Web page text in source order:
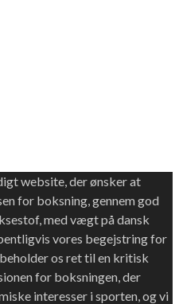
website, der ønsker at
for boksning, gennem god
med vægt på dansk
vores begejstring for
os ret til en kritisk
for boksningen, der
interesser i sporten, og vi